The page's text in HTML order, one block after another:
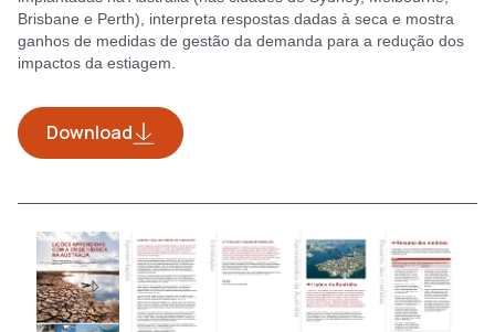
Brisbane e Perth), interpreta respostas dadas à seca e mostra
ganhos de medidas de gestão da demanda para a redução dos
impactos da estiagem.
Download